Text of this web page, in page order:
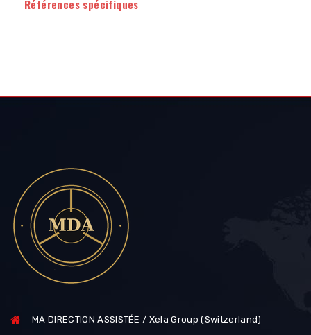
Références spécifiques
MA DIRECTION ASSISTÉE / Xela Group (Switzerland)